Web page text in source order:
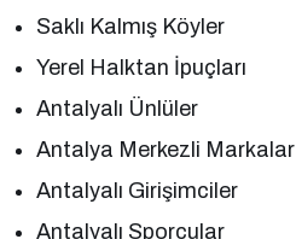
Saklı Kalmış Köyler
Yerel Halktan İpuçları
Antalyalı Ünlüler
Antalya Merkezli Markalar
Antalyalı Girişimciler
Antalyalı Sporcular